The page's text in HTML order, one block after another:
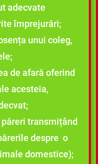
adecvate
împrejurări;
unui coleg,
de afară oferind
acesteia,
transmițând
despre o
domestice);